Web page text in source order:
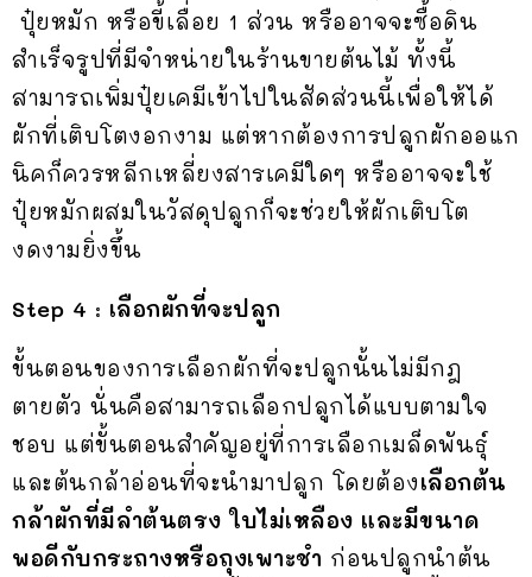
ปุ๋ยหมัก หรือขี้เลื่อย 1 ส่วน หรืออาจจะซื้อดิน
สำเร็จรูปที่มีจำหน่ายในร้านขายต้นไม้ ทั้งนี้
สามารถเพิ่มปุ๋ยเคมีเข้าไปในสัดส่วนนี้เพื่อให้ได้
ผักที่เติบโตงอกงาม แต่หากต้องการปลูกผักออแก
นิคก็ควรหลีกเหลี่ยงสารเคมีใดๆ หรืออาจจะใช้
ปุ๋ยหมักผสมในวัสดุปลูกก็จะช่วยให้ผักเติบโต
งดงามยิ่งขึ้น
Step 4 : เลือกผักที่จะปลูก
ขั้นตอนของการเลือกผักที่จะปลูกนั้นไม่มีกฎ
ตายตัว นั่นคือสามารถเลือกปลูกได้แบบตามใจ
ชอบ แต่ขั้นตอนสำคัญอยู่ที่การเลือกเมล็ดพันธุ์
และต้นกล้าอ่อนที่จะนำมาปลูก โดยต้องเลือกต้น
กล้าผักที่มีลำต้นตรง ใบไม่เหลือง และมีขนาด
พอดีกับกระถางหรือถุงเพาะชำ ก่อนปลูกนำต้น